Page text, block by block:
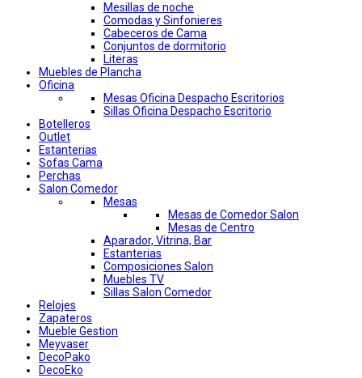
Mesillas de noche
Comodas y Sinfonieres
Cabeceros de Cama
Conjuntos de dormitorio
Literas
Muebles de Plancha
Oficina
Mesas Oficina Despacho Escritorios
Sillas Oficina Despacho Escritorio
Botelleros
Outlet
Estanterias
Sofas Cama
Perchas
Salon Comedor
Mesas
Mesas de Comedor Salon
Mesas de Centro
Aparador, Vitrina, Bar
Estanterias
Composiciones Salon
Muebles TV
Sillas Salon Comedor
Relojes
Zapateros
Mueble Gestion
Meyvaser
DecoPako
DecoEko